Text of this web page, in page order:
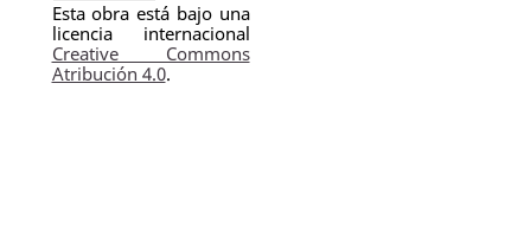
Esta obra está bajo una
licencia internacional
Creative Commons
Atribución 4.0.